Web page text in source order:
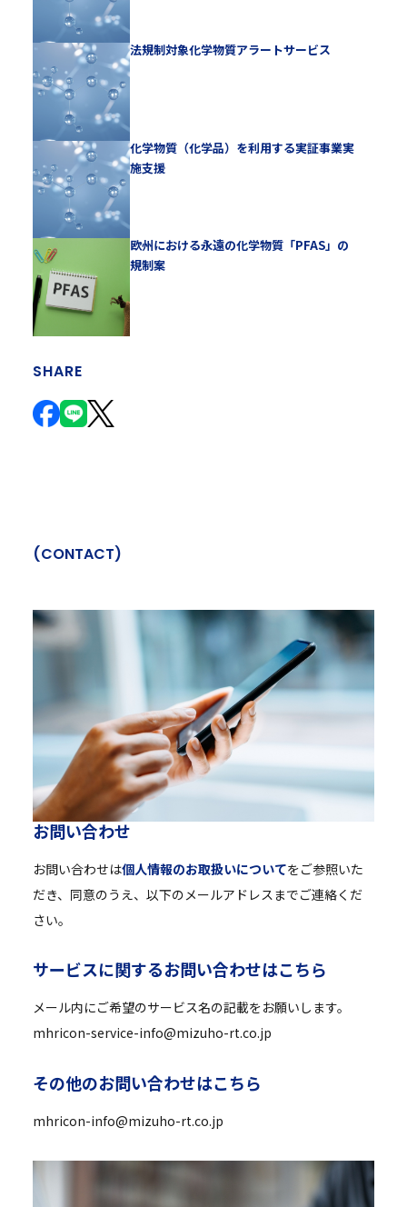
法規制対象化学物質アラートサービス
化学物質（化学品）を利用する実証事業実
施支援
欧州における永遠の化学物質「PFAS」の
規制案
SHARE
(CONTACT)
お問い合わせ
お問い合わせは個人情報のお取扱いについてをご参照いた
だき、同意のうえ、以下のメールアドレスまでご連絡くだ
さい。
サービスに関するお問い合わせはこちら
メール内にご希望のサービス名の記載をお願いします。
mhricon-service-info@mizuho-rt.co.jp
その他のお問い合わせはこちら
mhricon-info@mizuho-rt.co.jp